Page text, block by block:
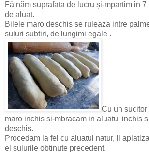
Făinăm suprafața de lucru și-mpartim in
de aluat.
Bilele maro deschis se ruleaza intre
suluri subtiri, de lungimi egale .
Cu un
maro inchis si-mbracam in aluatul inchis
deschis.
Procedam la fel cu aluatul natur, il
el sulurile obtinute precedent.